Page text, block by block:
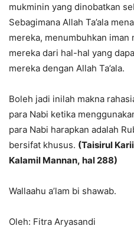
mukminin yang dinobatkan
Sebagimana Allah Ta’ala
mereka, menumbuhkan
mereka dari hal-hal yang
mereka dengan Allah Ta’ala.
Boleh jadi inilah makna
para Nabi ketika
para Nabi harapkan adalah
bersifat khusus. (Taisirul
Kalamil Mannan, hal 288)
Wallaahu a’lam bi shawab.
Oleh: Fitra Aryasandi